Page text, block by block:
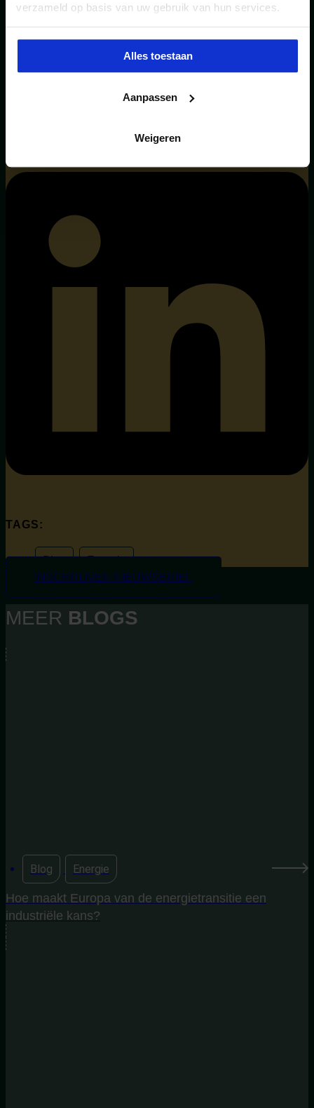
verzameld op basis van uw gebruik van hun services.
Alles toestaan
Aanpassen
Weigeren
betrouwbaar en duurzaam energiesysteem.
Meer weten of deelnemen? Bekijk het programma
TAGS:
Blog ,
Energie
INSCHRIJVEN NIEUWSBRIEF
MEER BLOGS
Blog Energie
Hoe maakt Europa van de energietransitie een
industriële kans?